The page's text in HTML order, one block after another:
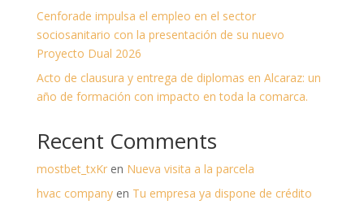
Cenforade impulsa el empleo en el sector
sociosanitario con la presentación de su nuevo
Proyecto Dual 2026
Acto de clausura y entrega de diplomas en Alcaraz: un
año de formación con impacto en toda la comarca.
Recent Comments
mostbet_txKren Nueva visita a la parcela
hvac companyen Tu empresa ya dispone de crédito